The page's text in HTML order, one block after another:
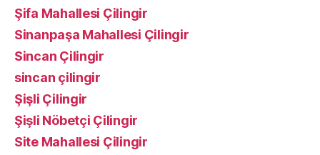
Şifa Mahallesi Çilingir
Sinanpaşa Mahallesi Çilingir
Sincan Çilingir
sincan çilingir
Şişli Çilingir
Şişli Nöbetçi Çilingir
Site Mahallesi Çilingir